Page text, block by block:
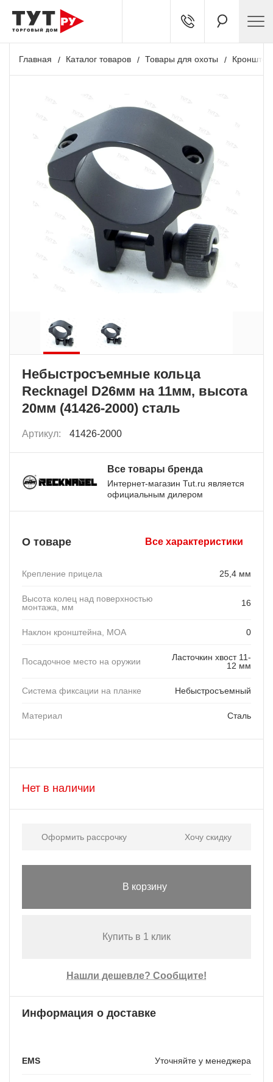
Главная Каталог товаров Товары для охоты
Небыстросъемные кольца
Recknagel D26мм на 11мм, высота
20мм (41426-2000) сталь
Артикул: 41426-2000
Все товары бренда
Интернет-магазин Tut.ru является
официальным дилером
О товаре Все характеристики
Крепление прицела 25,4 мм
Высота колец над поверхностью
монтажа, мм
16
Наклон кронштейна, MOA 0
Посадочное место на оружии
Ласточкин хвост 11-
12 мм
Система фиксации на планке Небыстросъемный
Материал Сталь
Нет в наличии
Оформить рассрочку Хочу скидку
В корзину
Купить в 1 клик
Нашли дешевле? Сообщите!
Информация о доставке
EMS Уточняйте у менеджера